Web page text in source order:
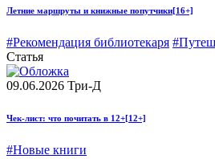
Летние маршруты и книжные попутчики[16+]
#Рекомендация библиотекаря
Статья
09.06.2026 Три-Д
Чек-лист: что почитать в 12+[12+]
#Новые книги